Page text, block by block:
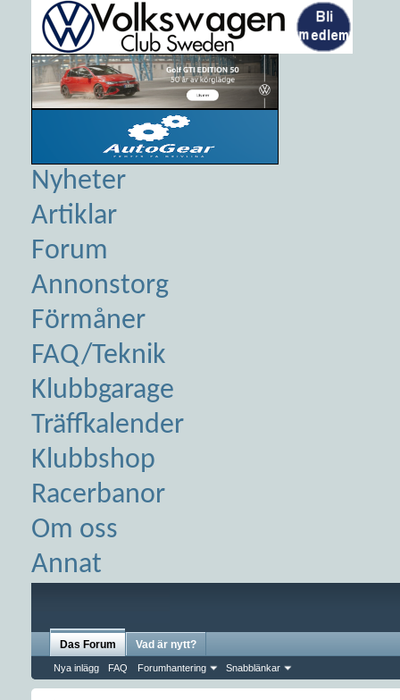
Nyheter
Artiklar
Forum
Annonstorg
Förmåner
FAQ/Teknik
Klubbgarage
Träffkalender
Klubbshop
Racerbanor
Om oss
Annat
Das Forum
Nya inlägg FAQ Forumhantering Snabblänkar
Vad är nytt?